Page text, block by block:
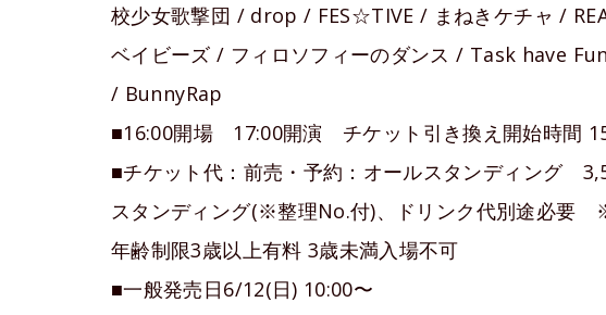
校少女歌撃団 / drop / FES☆TIVE / まねきケチャ /
ベイビーズ / フィロソフィーのダンス / Task have
/ BunnyRap
■16:00開場 17:00開演 チケット引き換え開始時間
■チケット代：前売・予約：オールスタンディング
スタンディング(※整理No.付)、ドリンク代別途必要
年齢制限3歳以上有料 3歳未満入場不可
■一般発売日6/12(日) 10:00〜